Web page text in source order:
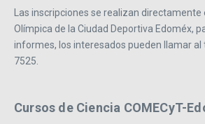
Las inscripciones se realizan directamente
Olímpica de la Ciudad Deportiva Edoméx,
informes, los interesados pueden llamar
7525.
Cursos de Ciencia COMECyT-